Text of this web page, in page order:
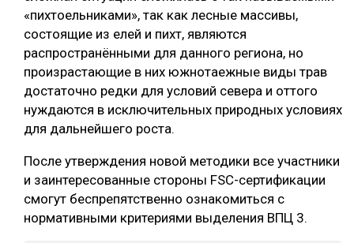
ДЕРЕВЯННОЕ ДОМОСТРОЕНИЕ
БЕЗОПАСНОЕ ПРОИЗВОДСТВО
СОРТИРОВКА ДРЕВЕСИНЫ
СУШКА ДРЕВЕСИНЫ
МЕБЕЛЬНОЕ ПРОИЗВОДСТВО
«пихтоельниками», так как лесные массивы,
состоящие из елей и пихт, являются
распространёнными для данного региона, но
произрастающие в них южнотаежные виды трав
достаточно редки для условий севера и оттого
нуждаются в исключительных природных условиях
для дальнейшего роста.
После утверждения новой методики все участники
и заинтересованные стороны FSC-сертификации
смогут беспрепятственно ознакомиться с
нормативными критериями выделения ВПЦ 3.